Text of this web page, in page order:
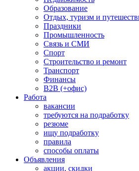
Образование
Отдых, туризм и
Праздники
Промышленность
Связь и СМИ
Спорт
Строительство и ремонт
Транспорт
Финансы
B2B (+офис)
Работа
вакансии
требуются на подработку
резюме
ищу подработку
правила
способы оплаты
Объявления
акции, скидки